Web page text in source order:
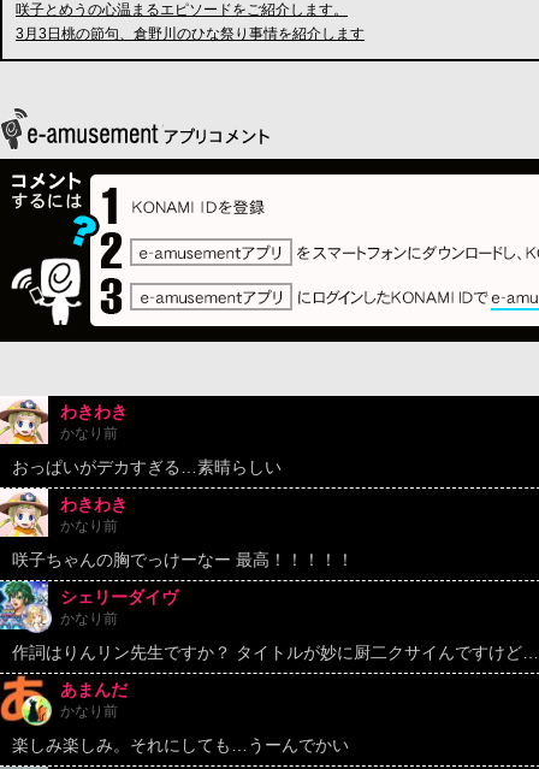
咲子とめうの心温まるエピソードをご紹介します。
3月3日桃の節句、倉野川のひな祭り事情を紹介します
わきわき
かなり前
おっぱいがデカすぎる…素晴らしい
わきわき
かなり前
咲子ちゃんの胸でっけーなー 最高！！！！！
シェリーダイヴ
かなり前
作詞はりんリン先生ですか？ タイトルが妙に厨二クサイんですけど…
あまんだ
かなり前
楽しみ楽しみ。それにしても…うーんでかい